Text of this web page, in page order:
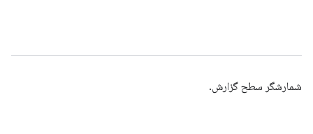
شمارشگر سطح گزارش.